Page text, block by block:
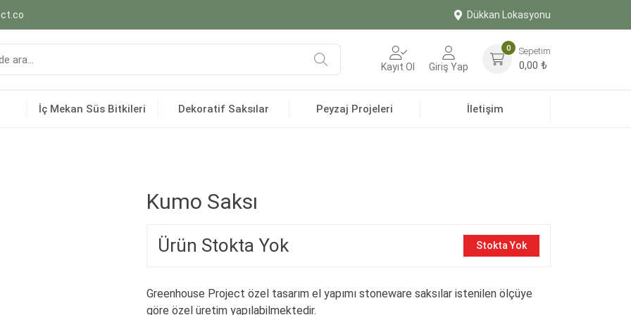
Dükkan Lokasyonu
Ara Kayıt Ol Giriş Yap
0 Sepetim
0,00 ₺
İç Mekan Süs Bitkileri Dekoratif Saksılar Peyzaj Projeleri İletişim
Kumo Saksı
Ürün Stokta Yok Stokta Yok
Greenhouse Project özel tasarım el yapımı stoneware saksılar istenilen ölçüye
göre özel üretim yapılabilmektedir.